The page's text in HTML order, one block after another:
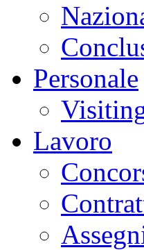
Personale
Lavoro